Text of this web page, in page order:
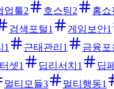
업툴2 호스팅2 홈쇼
검색포털1 게임보안1
1 근태관리 1 금융포
셋1 딥리서치 1 딥
멀티모듈3 멀티행동1